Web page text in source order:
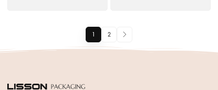
1 2